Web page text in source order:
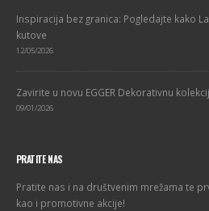
Inspiracija bez granica: Pogledajte kako
kutove
12/05/2026
Zavirite u novu EGGER Dekorativnu
09/01/2026
PRATITE NAS
Pratite nas i na društvenim mrežama te
kao i promotivne akcije!